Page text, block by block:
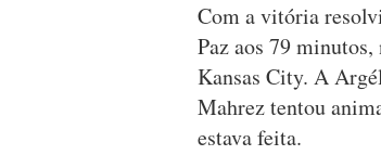
Com a vitória
Paz aos 79
Kansas City. A
Mahrez tentou
estava feita.